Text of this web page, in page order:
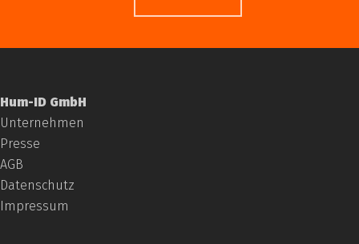
Hum-ID GmbH
Unternehmen
Presse
AGB
Datenschutz
Impressum